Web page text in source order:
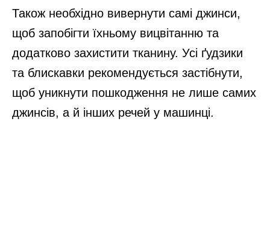
Також необхідно вивернути самі джинси,
щоб запобігти їхньому вицвітанню та
додатково захистити тканину. Усі ґудзики
та блискавки рекомендується застібнути,
щоб уникнути пошкодження не лише самих
джинсів, а й інших речей у машинці.